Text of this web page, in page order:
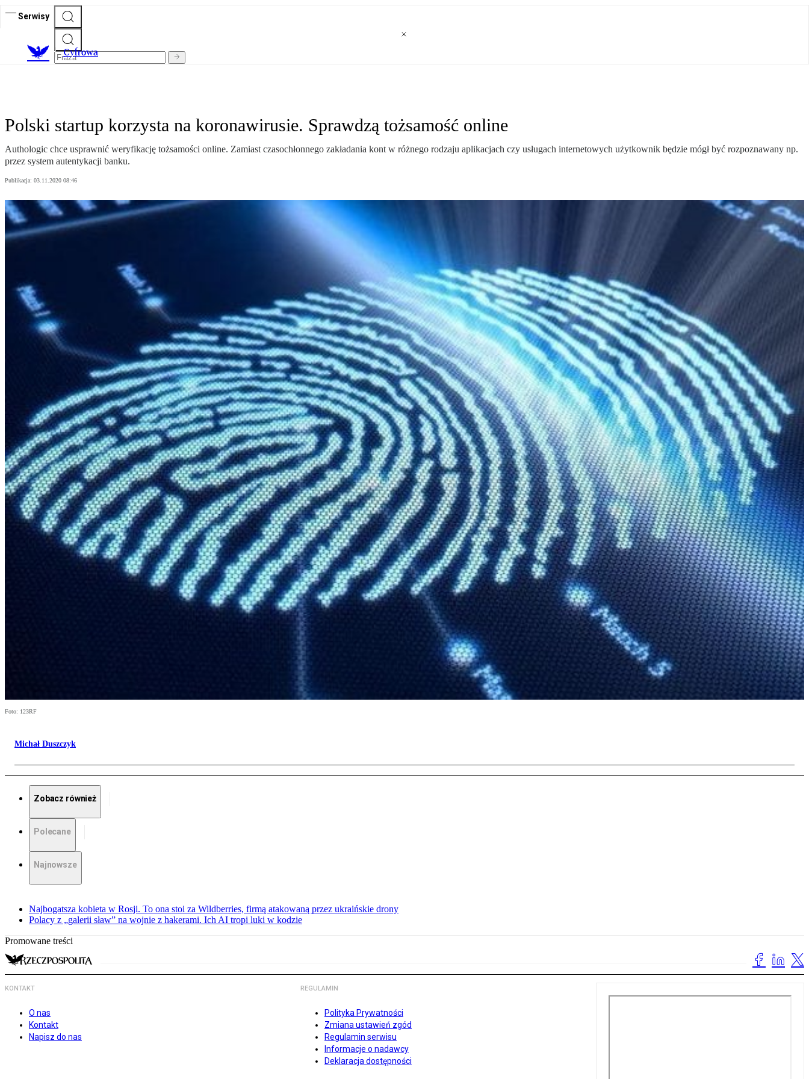
Serwisy
Cyfrowa
Polski startup korzysta na koronawirusie. Sprawdzą tożsamość online
Authologic chce usprawnić weryfikację tożsamości online. Zamiast czasochłonnego zakładania kont w różnego rodzaju aplikacjach czy usługach internetowych użytkownik będzie mógł być rozpoznawany np.
przez system autentykacji banku.
Publikacja: 03.11.2020 08:46
Foto: 123RF
Michał Duszczyk
Zobacz również
Polecane
Najnowsze
Najbogatsza kobieta w Rosji. To ona stoi za Wildberries, firmą atakowaną przez ukraińskie drony
Polacy z „galerii sław” na wojnie z hakerami. Ich AI tropi luki w kodzie
Promowane treści
KONTAKT
O nas
Kontakt
Napisz do nas
REGULAMIN
Polityka Prywatności
Zmiana ustawień zgód
Regulamin serwisu
Informacje o nadawcy
Deklaracja dostępności